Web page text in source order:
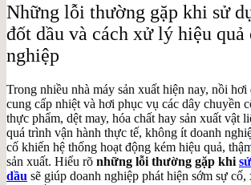
Những lỗi thường gặp khi sử
đốt dầu và cách xử lý hiệu quả
nghiệp
Trong nhiều nhà máy sản xuất hiện nay, nồi
cung cấp nhiệt và hơi phục vụ các dây chuyền
thực phẩm, dệt may, hóa chất hay sản xuất vật
quá trình vận hành thực tế, không ít doanh
cố khiến hệ thống hoạt động kém hiệu quả,
sản xuất. Hiểu rõ những lỗi thường gặp khi
dầu sẽ giúp doanh nghiệp phát hiện sớm sự